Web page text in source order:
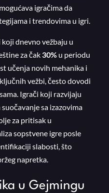
igračima da
i trendovima u igri.
dnevno vežbaju u
za čak 30% u periodu
učenja novih mehanika i
vežbi, često dovodi
Igrači koji razvijaju
sa izazovima
za pritisak u
sopstvene igre posle
slabosti, što
napretka.
u Gejmingu